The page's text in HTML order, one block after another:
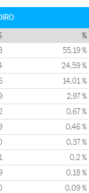
%
55,19 %
24,59 %
14,01 %
2,97 %
0,67 %
0,46 %
0,37 %
0,2 %
0,18 %
0,09 %